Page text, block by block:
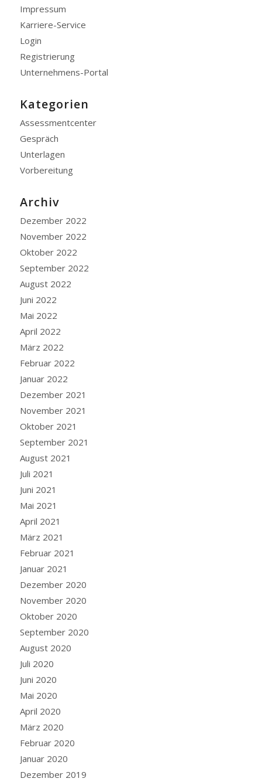
Impressum
Karriere-Service
Login
Registrierung
Unternehmens-Portal
Kategorien
Assessmentcenter
Gespräch
Unterlagen
Vorbereitung
Archiv
Dezember 2022
November 2022
Oktober 2022
September 2022
August 2022
Juni 2022
Mai 2022
April 2022
März 2022
Februar 2022
Januar 2022
Dezember 2021
November 2021
Oktober 2021
September 2021
August 2021
Juli 2021
Juni 2021
Mai 2021
April 2021
März 2021
Februar 2021
Januar 2021
Dezember 2020
November 2020
Oktober 2020
September 2020
August 2020
Juli 2020
Juni 2020
Mai 2020
April 2020
März 2020
Februar 2020
Januar 2020
Dezember 2019